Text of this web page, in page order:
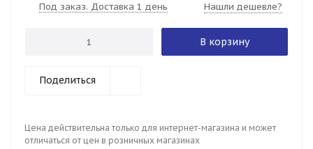
Под заказ. Доставка 1 день Нашли дешевле?
В корзину
Поделиться
Цена действительна только для интернет-магазина и может
отличаться от цен в розничных магазинах